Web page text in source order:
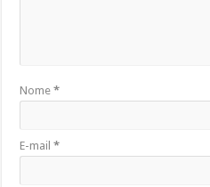
Nome*
E-mail*